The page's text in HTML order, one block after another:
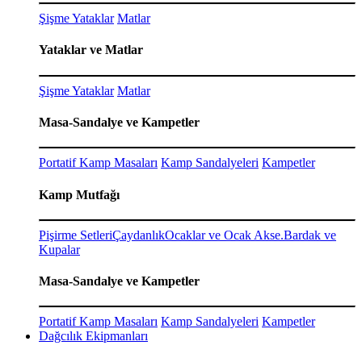
Şişme Yataklar Matlar
Yataklar ve Matlar
Şişme Yataklar Matlar
Masa-Sandalye ve Kampetler
Portatif Kamp Masaları Kamp Sandalyeleri Kampetler
Kamp Mutfağı
Pişirme SetleriÇaydanlıkOcaklar ve Ocak Akse.Bardak ve
Kupalar
Masa-Sandalye ve Kampetler
Portatif Kamp Masaları Kamp Sandalyeleri Kampetler
Dağcılık Ekipmanları